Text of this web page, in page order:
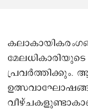
മേലധികാരിയുടെ
പ്രവര്‍ത്തിക്കും.